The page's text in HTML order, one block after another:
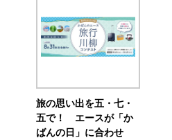
旅の思い出を五・七・
五で！ エースが「か
ばんの日」に合わせ